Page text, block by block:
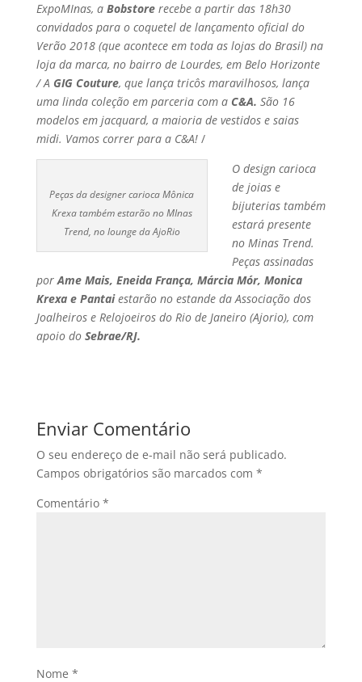
ExpoMInas, a Bobstorerecebe a partir das 18h30
convidados para o coquetel de lançamento oficial do
Verão 2018 (que acontece em toda as lojas do Brasil) na
loja da marca, no bairro de Lourdes, em Belo Horizonte
/ A GIG Couture, que lança tricôs maravilhosos, lança
uma linda coleção em parceria com a C&A. São 16
modelos em jacquard, a maioria de vestidos e saias
midi. Vamos correr para a C&A!/
Peças da designer carioca Mônica
Krexa também estarão no MInas
Trend, no lounge da AjoRio
O design carioca
de joias e
bijuterias também
estará presente
no Minas Trend.
Peças assinadas
porAme Mais, Eneida França, Márcia Mór, Monica
Krexa e Pantaiestarão no estande da Associação dos
Joalheiros e Relojoeiros do Rio de Janeiro (Ajorio), com
apoio do Sebrae/RJ.
Enviar Comentário
O seu endereço de e-mail não será publicado.
Campos obrigatórios são marcados com *
Comentário *
Nome *